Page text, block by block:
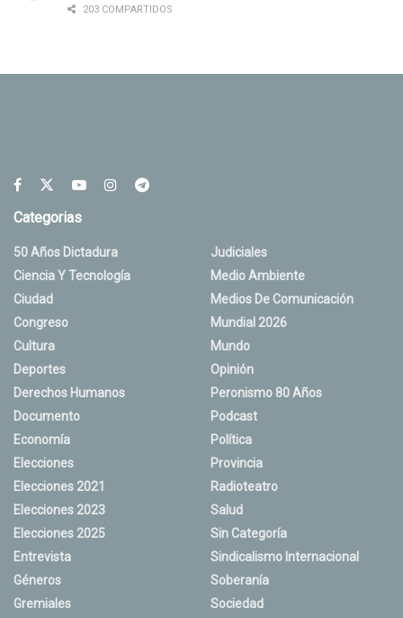
203 COMPARTIDOS
Categorias
50 Años Dictadura
Ciencia Y Tecnología
Ciudad
Congreso
Cultura
Deportes
Derechos Humanos
Documento
Economía
Elecciones
Elecciones 2021
Elecciones 2023
Elecciones 2025
Entrevista
Géneros
Gremiales
Judiciales
Medio Ambiente
Medios De Comunicación
Mundial 2026
Mundo
Opinión
Peronismo 80 Años
Podcast
Política
Provincia
Radioteatro
Salud
Sin Categoría
Sindicalismo Internacional
Soberanía
Sociedad